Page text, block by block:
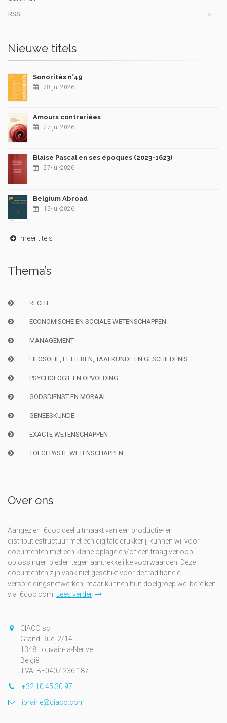
RSS
Nieuwe titels
Sonorités n°49
28-jul-2026
Amours contrariées
27-jul-2026
Blaise Pascal en ses époques (2023-1623)
27-jul-2026
Belgium Abroad
15-jul-2026
meer titels
Thema’s
RECHT
ECONOMISCHE EN SOCIALE WETENSCHAPPEN
MANAGEMENT
FILOSOFIE, LETTEREN, TAALKUNDE EN GESCHIEDENIS
PSYCHOLOGIE EN OPVOEDING
GODSDIENST EN MORAAL
GENEESKUNDE
EXACTE WETENSCHAPPEN
TOEGEPASTE WETENSCHAPPEN
Over ons
Aangezien i6doc deel uitmaakt van een productie- en
distributiestructuur met een digitale drukkerij, kunnen wij voor
documenten met een kleine oplage en/of een traag verloop
oplossingen bieden tegen aantrekkelijke voorwaarden. Deze
documenten zijn vaak niet geschikt voor de traditionele
verspreidingsnetwerken, maar kunnen hun doelgroep wel bereiken
via i6doc.com.
Lees verder
CIACO sc
Grand-Rue, 2/14
1348 Louvain-la-Neuve
België
TVA: BE0407.236.187
+32 10 45 30 97
librairie@ciaco.com